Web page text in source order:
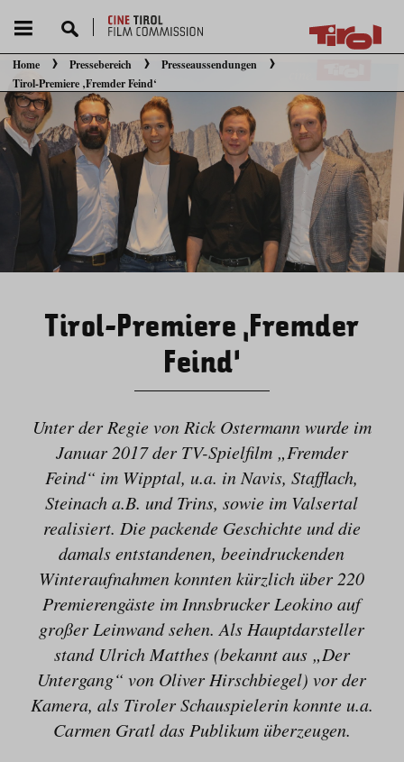
Sie befinden sich hier:
Home Pressebereich
Presseaussendungen
Tirol-Premiere ‚Fremder Feind‘
Tirol-Premiere ‚Fremder
Feind‘
Unter der Regie von Rick Ostermann wurde im
Januar 2017 der TV-Spielfilm „Fremder
Feind“ im Wipptal, u.a. in Navis, Stafflach,
Steinach a.B. und Trins, sowie im Valsertal
realisiert. Die packende Geschichte und die
damals entstandenen, beeindruckenden
Winteraufnahmen konnten kürzlich über 220
Premierengäste im Innsbrucker Leokino auf
großer Leinwand sehen. Als Hauptdarsteller
stand Ulrich Matthes (bekannt aus „Der
Untergang“ von Oliver Hirschbiegel) vor der
Kamera, als Tiroler Schauspielerin konnte u.a.
Carmen Gratl das Publikum überzeugen.